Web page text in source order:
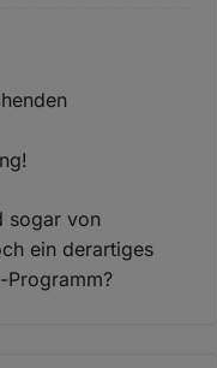
sogar von
ein derartiges
Programm?